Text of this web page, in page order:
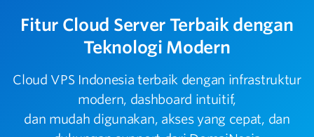
Fitur Cloud Server Terbaik dengan
Teknologi Modern
Cloud VPS Indonesia terbaik dengan infrastruktur
modern, dashboard intuitif,
dan mudah digunakan, akses yang cepat, dan